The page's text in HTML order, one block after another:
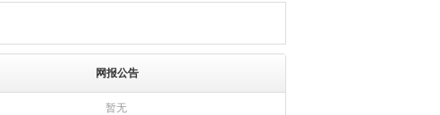
网报公告
暂无